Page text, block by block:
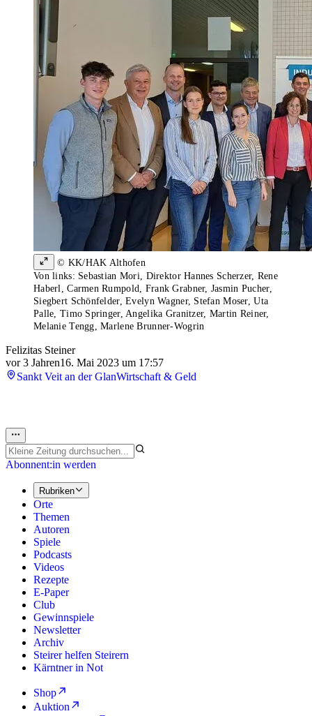
© KK/HAK Althofen
Von links: Sebastian Mori, Direktor Hannes Scherzer, Rene
Haberl, Carmen Rumpold, Frank Grabner, Jasmin Pucher,
Siegbert Schönfelder, Evelyn Wagner, Stefan Moser, Uta
Palle, Timo Springer, Angelika Granitzer, Martin Reiner,
Melanie Tengg, Marlene Brunner-Wogrin
Felizitas Steiner
vor 3 Jahren16. Mai 2023 um 17:57
Sankt Veit an der GlanWirtschaft & Geld
Abonnent:in werden
Rubriken
Orte
Themen
Autoren
Spiele
Podcasts
Videos
Rezepte
E-Paper
Club
Gewinnspiele
Newsletter
Archiv
Steirer helfen Steirern
Kärntner in Not
Shop
Auktion